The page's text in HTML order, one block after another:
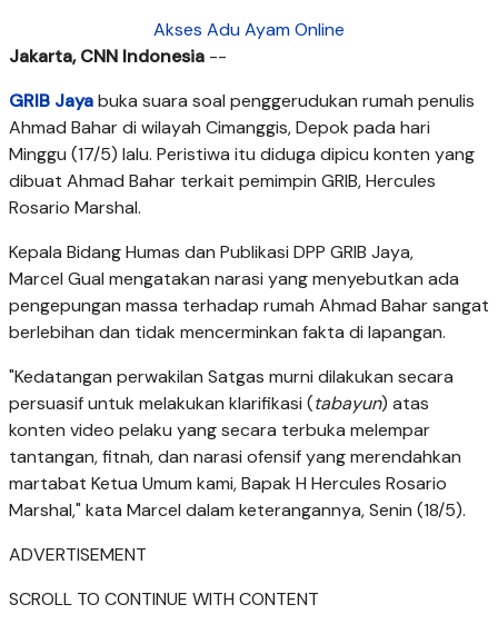
Akses Adu Ayam Online
Jakarta, CNN Indonesia --
GRIB Jayabuka suara soal penggerudukan rumah penulis
Ahmad Bahar di wilayah Cimanggis, Depok pada hari
Minggu (17/5) lalu. Peristiwa itu diduga dipicu konten yang
dibuat Ahmad Bahar terkait pemimpin GRIB, Hercules
Rosario Marshal.
Kepala Bidang Humas dan Publikasi DPP GRIB Jaya,
Marcel Gual mengatakan narasi yang menyebutkan ada
pengepungan massa terhadap rumah Ahmad Bahar sangat
berlebihan dan tidak mencerminkan fakta di lapangan.
"Kedatangan perwakilan Satgas murni dilakukan secara
persuasif untuk melakukan klarifikasi (tabayun) atas
konten video pelaku yang secara terbuka melempar
tantangan, fitnah, dan narasi ofensif yang merendahkan
martabat Ketua Umum kami, Bapak H Hercules Rosario
Marshal," kata Marcel dalam keterangannya, Senin (18/5).
ADVERTISEMENT
SCROLL TO CONTINUE WITH CONTENT